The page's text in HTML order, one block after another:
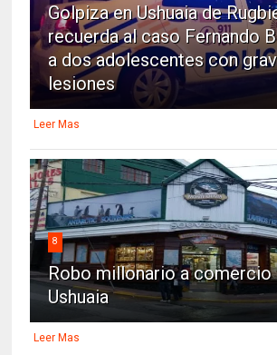
Golpiza en Ushuaia de
recuerda al caso Fernando
a dos adolescentes con
lesiones
Leer Mas
8
Robo millonario a comercio
Ushuaia
Leer Mas